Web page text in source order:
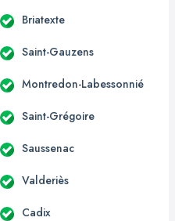
Briatexte
Saint-Gauzens
Montredon-Labessonnié
Saint-Grégoire
Saussenac
Valderiès
Cadix